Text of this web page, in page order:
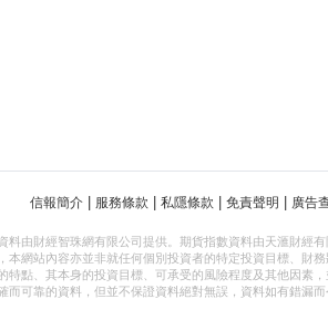
信報簡介 服務條款 私隱條款 免責聲明 廣告
料由財經智珠網有限公司提供。期貨指數資料由天滙財經
本網站內容亦並非就任何個別投資者的特定投資目標、財
特點、其本身的投資目標、可承受的風險程度及其他因素
而可靠的資料，但並不保證資料絕對無誤，資料如有錯漏而